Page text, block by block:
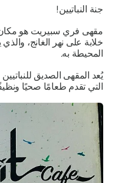
جنة النباتيين!
مقهى فري سبيريت هو مكان
خلابة على نهر الغانج، والذي
المحيطة به.
يُعد المقهى الصديق
التي تقدم طعامًا صحيًا